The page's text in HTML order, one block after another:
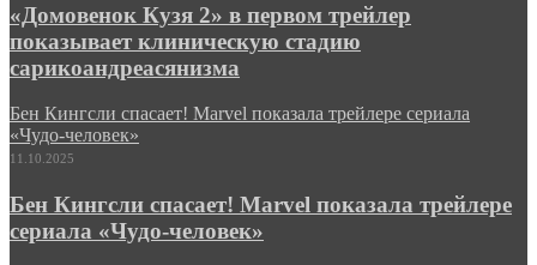
«Домовенок Кузя 2» в первом трейлер
показывает клиническую стадию
сарикоандреасянизма
Бен Кингсли спасает! Marvel показала трейлере сериала
«Чудо-человек»
11.10.2025
Бен Кингсли спасает! Marvel показала трейлере
сериала «Чудо-человек»